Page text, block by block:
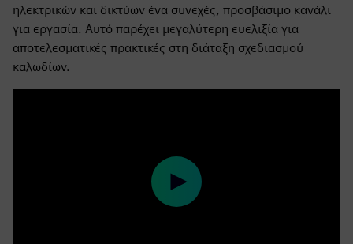
ηλεκτρικών και δικτύων ένα συνεχές, προσβάσιμο κανάλι
για εργασία. Αυτό παρέχει μεγαλύτερη ευελιξία για
αποτελεσματικές πρακτικές στη διάταξη σχεδιασμού
καλωδίων.
Play